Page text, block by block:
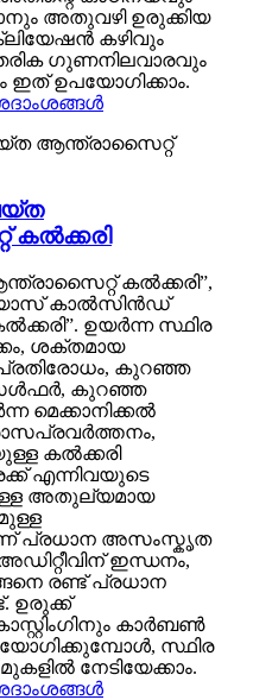
അതുവഴി ഉരുക്കിയ
കഴിവും
ഗുണനിലവാരവും
ഇത് ഉപയോഗിക്കാം.
കൽക്കരി
കൽക്കരി”,
കാൽസിൻഡ്
ഉയർന്ന സ്ഥിര
ശക്തമായ
കുറഞ്ഞ
കുറഞ്ഞ
മെക്കാനിക്കൽ
കൽക്കരി
എന്നിവയുടെ
അതുല്യമായ
പ്രധാന അസംസ്കൃത
ഇന്ധനം,
രണ്ട് പ്രധാന
ഉരുക്ക്
കാർബൺ
സ്ഥിര
നേടിയേക്കാം.